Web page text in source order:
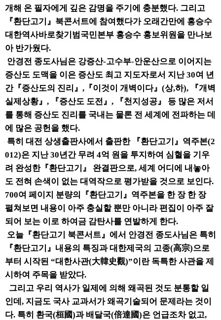
개해 온 필자에게 깊은 감명을 주기에 충분했다. 그리고
『환단고기』북콘서트에 참여했다가 오래간만에 홍승수
대한역사바로찾기범국민본부 홍승수 홍보위원을 만나보
아 반가웠다.
안경전 종도사님은 강증산-고수부-안운산으로 이어지는
증산도 도맥을 이은 증산도 최고 지도자로서 지난 30여 년
간『증산도의 진리』,『이것이 개벽이다』(상,하), 『개벽
실제상황』, 『증산도 도전』, 『천지성공』 등 많은 저서
를 통해 증산도 진리를 국내는 물론 전 세계에 전파하는 데
에 많은 공헌을 했다.
특히 대전 상생출판사에서 출판한 『환단고기』역주본(2
012)은 지난 30년간 무려 4억 원을 투지하여 심혈을 기우
려 완성한『환단고기』 완결판으로, 세계 어디에 내놓아
도 전혀 손색이 없는 대역작으로 평가받을 것으로 보인다.
700여 페이지 분량의『환단고기』역주본을 한 장 한 장
펼쳐보면 내용이 아주 충실할 뿐만 아니라 편집이 아주 잘
되어 보는 이로 하여금 감탄사를 연발하게 한다.
오늘『환단고기 북콘서트』에서 안경전 종도사님은 특히
『환단고기』내용의 특징과 대한제국의 고종(高宗)으로
부터 시작된 “대한사관(大韓史觀)”이란 독특한 사관을 제
시하여 주목을 받았다.
그리고 우리 역사가 일제에 의해 왜곡된 것도 분통할 일
인데, 지금도 국사 교과서가 왜곡기술되어 문제라는 것이
다. 특히 환국(桓國)과 배달국(倍達國)은 언급조차 없고,